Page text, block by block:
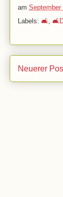
am September
Labels: 🛋️
Neuerer